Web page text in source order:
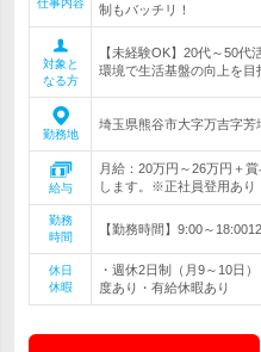
制もバッチリ！
対象と
なる方
【未経験OK】20代～50代
環境で生活基盤の向上を目
勤務地
埼玉県熊谷市大字万吉字芳
給与
月給：20万円～26万円＋
します。※正社員登用あり
勤務
時間
【勤務時間】9:00～
休日
休暇
・週休2日制（月9～10日
度あり・有給休暇あり